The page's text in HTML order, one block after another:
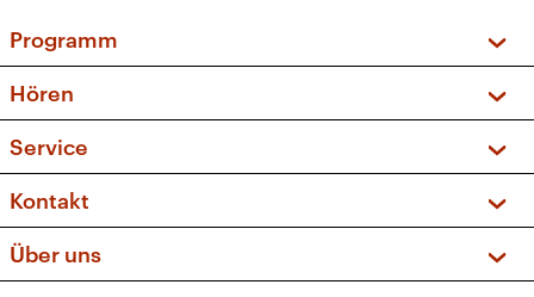
Programm
Sendungen und Podcasts
Musikliste
Kakadu – Das Kinderprogramm
Hören
Frequenzen (UKW + DAB+)
Service
FAQ
Apps
Newsletter
Kontakt
Social Media
Über uns